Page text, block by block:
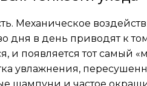
Механическое
в день приводят к
и появляется тот самый
увлажнения,